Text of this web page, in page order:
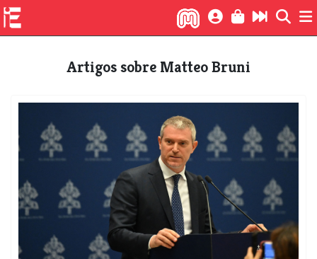
Artigos sobre Matteo Bruni